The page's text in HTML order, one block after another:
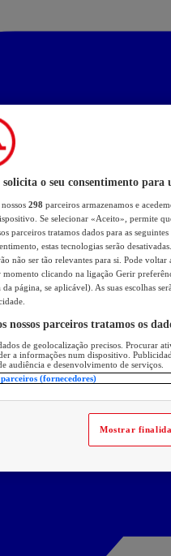
o seu consentimento para
298 parceiros armazenamos e
Se selecionar «Aceito», permite
parceiros tratamos dados para as
estas tecnologias serão
não ser tão relevantes para si. Pode voltar
momento clicando na ligação Gerir
da página, se aplicável). As suas escolhas
nossos parceiros tratamos os
de geolocalização precisos. Procurar
a informações num dispositivo.
audiência e desenvolvimento de serviços.
(fornecedores)
Mostrar